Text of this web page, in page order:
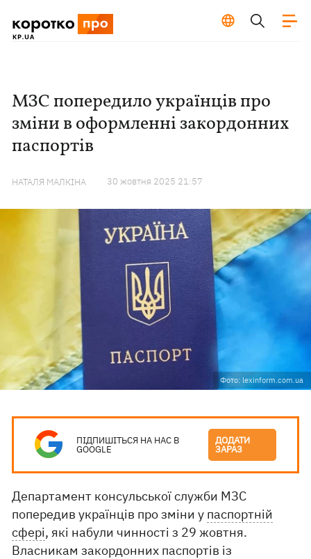
МЗС попередило українців про
зміни в оформленні закордонних
паспортів
НАТАЛЯ МАЛКІНА 30 жовтня 2025 21:57
Фото: lexinform.com.ua
ПІДПИШІТЬСЯ НА НАС В
GOOGLE
ДОДАТИ
ЗАРАЗ
Департамент консульської служби МЗС
попередив українців про зміни у паспортній
сфері, які набули чинності з 29 жовтня.
Власникам закордонних паспортів із